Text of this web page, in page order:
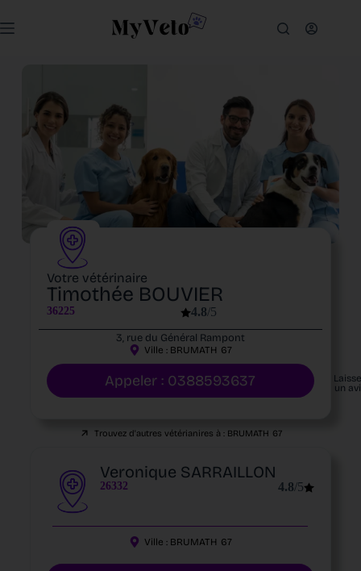
Votre vétérinaire
Timothée BOUVIER
36225 4.8/5
3, rue du Général Rampont
Ville : BRUMATH 67
Appeler : 0388593637
un
Trouvez d'autres vétérianires à : BRUMATH 67
Veronique SARRAILLON
26332 4.8/5
Ville : BRUMATH 67